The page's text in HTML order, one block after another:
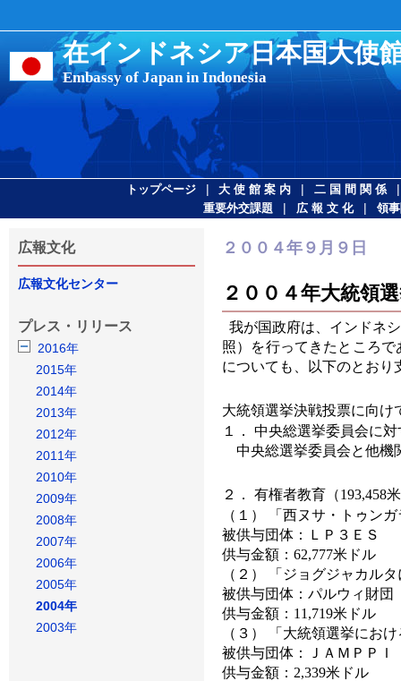
在インドネシア日本国大使
Embassy of Japan in Indonesia
トップページ | 大 使 館 案 内 | 二 国 間 関 係
重要外交課題 | 広 報 文 化 | 領
広報文化
広報文化センター
プレス・リリース
2016年
2015年
2014年
2013年
2012年
2011年
2010年
2009年
2008年
2007年
2006年
2005年
2004年
2003年
２００４年９月９日
２００４年大統領
我が国政府は、インドネ
照）を行ってきたところ
についても、以下のとおり
大統領選挙決戦投票に向け
１． 中央総選挙委員会に
中央総選挙委員会と他機
２． 有権者教育（193,458
（１） 「西ヌサ・トゥン
被供与団体：ＬＰ３ＥＳ
供与金額：62,777米ドル
（２） 「ジョグジャカル
被供与団体：パルウィ財団
供与金額：11,719米ドル
（３） 「大統領選挙にお
被供与団体：ＪＡＭＰＰＩ
供与金額：2,339米ドル